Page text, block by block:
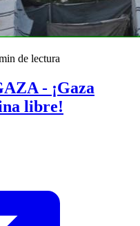
de lectura
- ¡Gaza
libre!